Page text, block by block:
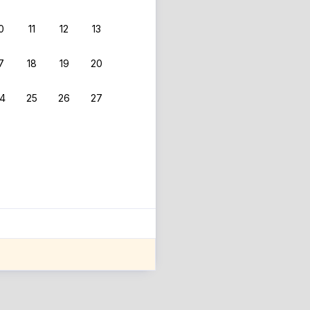
11 12 13
18 19 20
25 26 27